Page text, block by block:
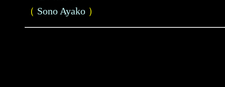
（ Sono Ayako ）